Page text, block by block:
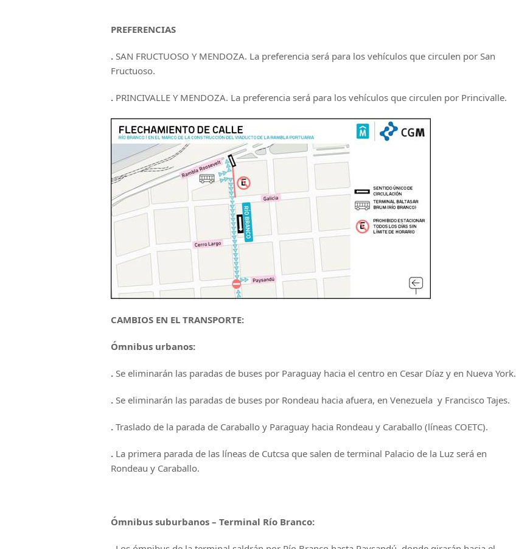
PREFERENCIAS
. SAN FRUCTUOSO Y MENDOZA. La preferencia será para los vehículos que circulen por San
Fructuoso.
. PRINCIVALLE Y MENDOZA. La preferencia será para los vehículos que circulen por Princivalle.
CAMBIOS EN EL TRANSPORTE:
Ómnibus urbanos:
. Se eliminarán las paradas de buses por Paraguay hacia el centro en Cesar Díaz y en Nueva York.
. Se eliminarán las paradas de buses por Rondeau hacia afuera, en Venezuela y Francisco Tajes.
. Traslado de la parada de Caraballo y Paraguay hacia Rondeau y Caraballo (líneas COETC).
. La primera parada de las líneas de Cutcsa que salen de terminal Palacio de la Luz será en
Rondeau y Caraballo.
Ómnibus suburbanos – Terminal Río Branco: